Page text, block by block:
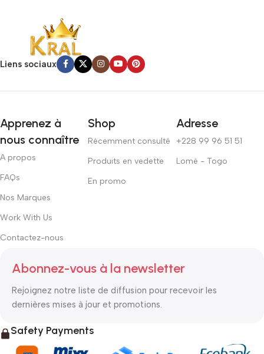
Liens sociaux
Apprenez à
nous connaître
A propos
FAQs
Nos Marques
Work With Us
Contactez-nous
Shop
Récemment consulté
Produits en vedette
En promo
Adresse
+228 99 96 51 51
Lomé - Togo
Abonnez-vous à la newsletter
Rejoignez notre liste de diffusion pour recevoir les
dernières mises à jour et promotions.
Safety Payments